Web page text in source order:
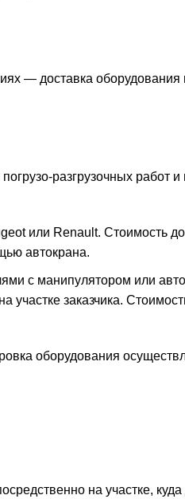
— доставка
разгрузочных работ и
или Renault. Стоимость
автокрана.
с манипулятором или
участке заказчика.
оборудования
на участке,